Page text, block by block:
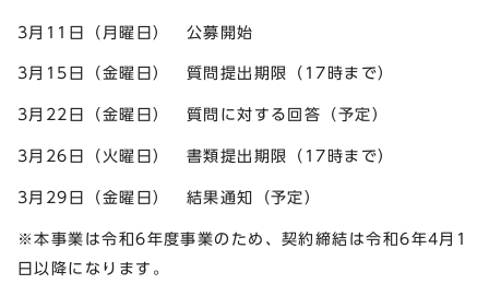
3月11日（月曜日） 公募開始
3月15日（金曜日） 質問提出期限（17時まで）
3月22日（金曜日） 質問に対する回答（予定）
3月26日（火曜日） 書類提出期限（17時まで）
3月29日（金曜日） 結果通知（予定）
※本事業は令和6年度事業のため、契約締結は令和6年4月1
日以降になります。